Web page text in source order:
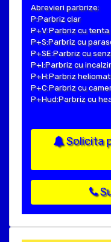
Abrevieri parbrize:
P:Parbriz clar
P+V:Parbriz cu tenta
P+S:Parbriz cu
P+SE:Parbriz cu
P+I:Parbriz cu
P+H:Parbriz heliomat
P+C:Parbriz cu
P+Hud:Parbriz cu
Solicita